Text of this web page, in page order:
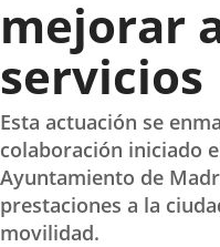
mejorar
servicios
Esta actuación se
colaboración iniciado
Ayuntamiento de
prestaciones a la
movilidad.